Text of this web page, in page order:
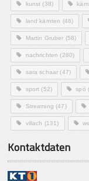
kunst (38)
land kärnten (46)
Martin Gruber (58)
nachrichten (280)
sara schaar (47)
sport (52) spö
Streaming (47)
villach (131)
Kontaktdaten